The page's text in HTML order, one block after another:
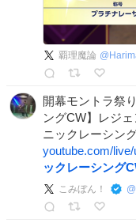
覇理魔論 @
開幕モントラ祭
ングCW】レジ
ニックレーシン
youtube.com/
ックレーシング
こみぼん！ @